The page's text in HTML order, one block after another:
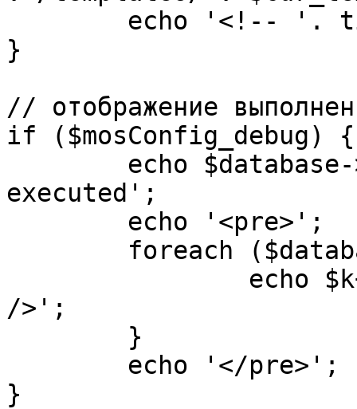
}
// отображение
if ($mosConfig_debug) {
executed';
/>';
}